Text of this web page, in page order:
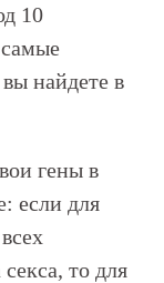
10
найдете в
гены в
если для
то для